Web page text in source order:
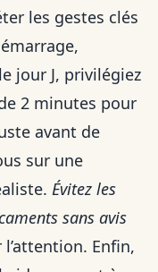
les gestes clés
jour J, privilégiez
2 minutes pour
avant de
sur une
Évitez les
sans avis
Enfin,